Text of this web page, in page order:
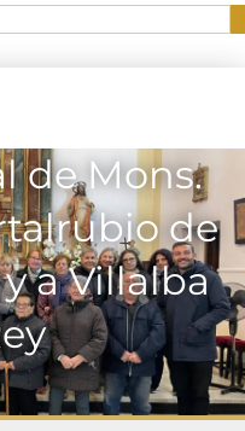
de Mons.
de
a Villalba